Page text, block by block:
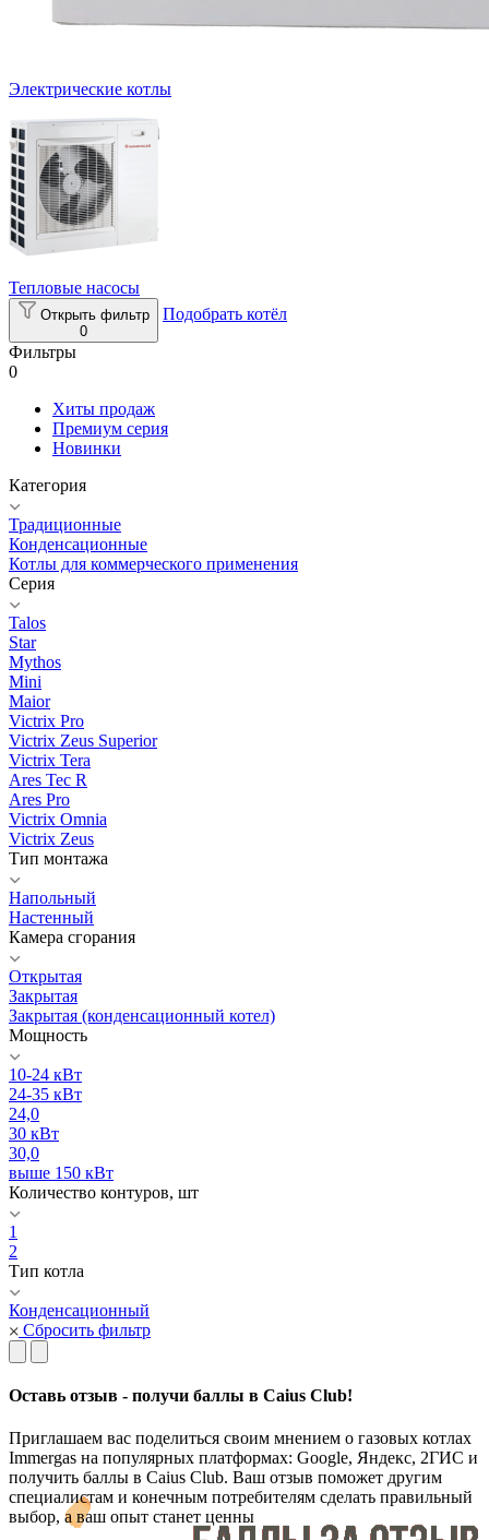
Электрические котлы
Тепловые насосы
Открыть фильтр
0
Подобрать котёл
Фильтры
0
Хиты продаж
Премиум серия
Новинки
Категория
Традиционные
Конденсационные
Котлы для коммерческого применения
Серия
Talos
Star
Mythos
Mini
Maior
Victrix Pro
Victrix Zeus Superior
Victrix Tera
Ares Tec R
Ares Pro
Victrix Omnia
Victrix Zeus
Тип монтажа
Напольный
Настенный
Камера сгорания
Открытая
Закрытая
Закрытая (конденсационный котел)
Мощность
10-24 кВт
24-35 кВт
24,0
30 кВт
30,0
выше 150 кВт
Количество контуров, шт
1
2
Тип котла
Конденсационный
Сбросить фильтр
Оставь отзыв - получи баллы в Caius Club!
Приглашаем вас поделиться своим мнением о газовых котлах
Immergas на популярных платформах: Google, Яндекс, 2ГИС и
получить баллы в Caius Club. Ваш отзыв поможет другим
специалистам и конечным потребителям сделать правильный
выбор, а ваш опыт станет ценны